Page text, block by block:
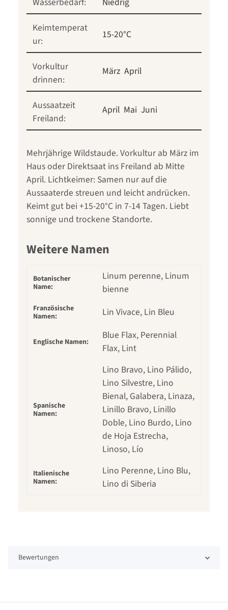
Keimtemperat
ur:
15-20°C
Vorkultur
drinnen:
März April
Aussaatzeit
Freiland:
April Mai Juni
Mehrjährige Wildstaude. Vorkultur ab März im
Haus oder Direktsaat ins Freiland ab Mitte
April. Lichtkeimer: Samen nur auf die
Aussaaterde streuen und leicht andrücken.
Keimt gut bei +15-20°C in 7-14 Tagen. Liebt
sonnige und trockene Standorte.
Weitere Namen
Botanischer
Name:
Linum perenne, Linum
bienne
Französische
Namen:
Lin Vivace, Lin Bleu
Englische Namen:
Blue Flax, Perennial
Flax, Lint
Spanische
Namen:
Lino Bravo, Lino Pálido,
Lino Silvestre, Lino
Bienal, Galabera, Linaza,
Linillo Bravo, Linillo
Doble, Lino Burdo, Lino
de Hoja Estrecha,
Linoso, Lío
Italienische
Namen:
Lino Perenne, Lino Blu,
Lino di Siberia
Bewertungen